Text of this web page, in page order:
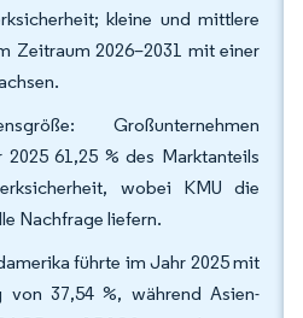
kleine und mittlere
Zeitraum 2026–2031 mit einer
Großunternehmen
61,25 % des Marktanteils
wobei KMU die
Nachfrage liefern.
führte im Jahr 2025 mit
von 37,54 %, während Asien-